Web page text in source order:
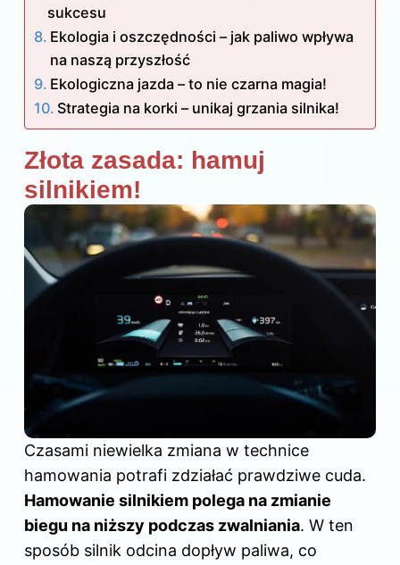
sukcesu
Ekologia i oszczędności – jak paliwo wpływa
na naszą przyszłość
Ekologiczna jazda – to nie czarna magia!
Strategia na korki – unikaj grzania silnika!
Złota zasada: hamuj
silnikiem!
Czasami niewielka zmiana w technice
hamowania potrafi zdziałać prawdziwe cuda.
Hamowanie silnikiem polega na zmianie
biegu na niższy podczas zwalniania. W ten
sposób silnik odcina dopływ paliwa, co